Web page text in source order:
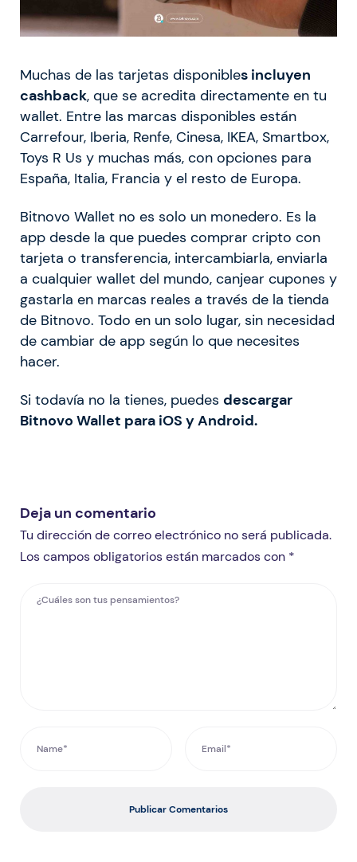
Muchas de las tarjetas disponibles incluyen
cashback, que se acredita directamente en tu
wallet. Entre las marcas disponibles están
Carrefour, Iberia, Renfe, Cinesa, IKEA, Smartbox,
Toys R Us y muchas más, con opciones para
España, Italia, Francia y el resto de Europa.
Bitnovo Wallet no es solo un monedero. Es la
app desde la que puedes comprar cripto con
tarjeta o transferencia, intercambiarla, enviarla
a cualquier wallet del mundo, canjear cupones y
gastarla en marcas reales a través de la tienda
de Bitnovo. Todo en un solo lugar, sin necesidad
de cambiar de app según lo que necesites
hacer.
Si todavía no la tienes, puedes descargar
Bitnovo Wallet para iOS y Android.
Deja un comentario
Tu dirección de correo electrónico no será publicada.
Los campos obligatorios están marcados con *
Publicar Comentarios